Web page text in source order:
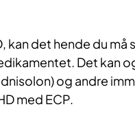
kan det hende du
Det kan
og andre
med ECP.